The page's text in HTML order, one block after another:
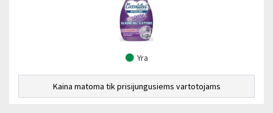
Yra
Kaina matoma tik prisijungusiems vartotojams